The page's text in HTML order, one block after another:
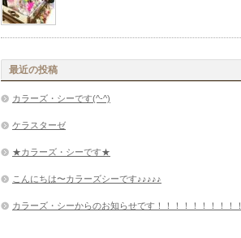
最近の投稿
カラーズ・シーです(^-^)
ケラスターゼ
★カラーズ・シーです★
こんにちは〜カラーズシーです♪♪♪♪♪
カラーズ・シーからのお知らせです！！！！！！！！！！